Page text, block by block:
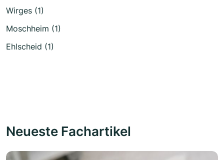
Wirges (1)
Moschheim (1)
Ehlscheid (1)
Neueste Fachartikel